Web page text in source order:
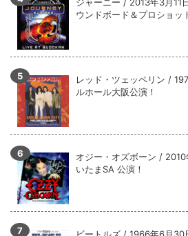
ウンドボード＆プロショッ
レッド・ツェッペリン /
ルホール大阪公演！
オジー・オズボーン /
いたまSA 公演！
ビートルズ / 1966年6月30